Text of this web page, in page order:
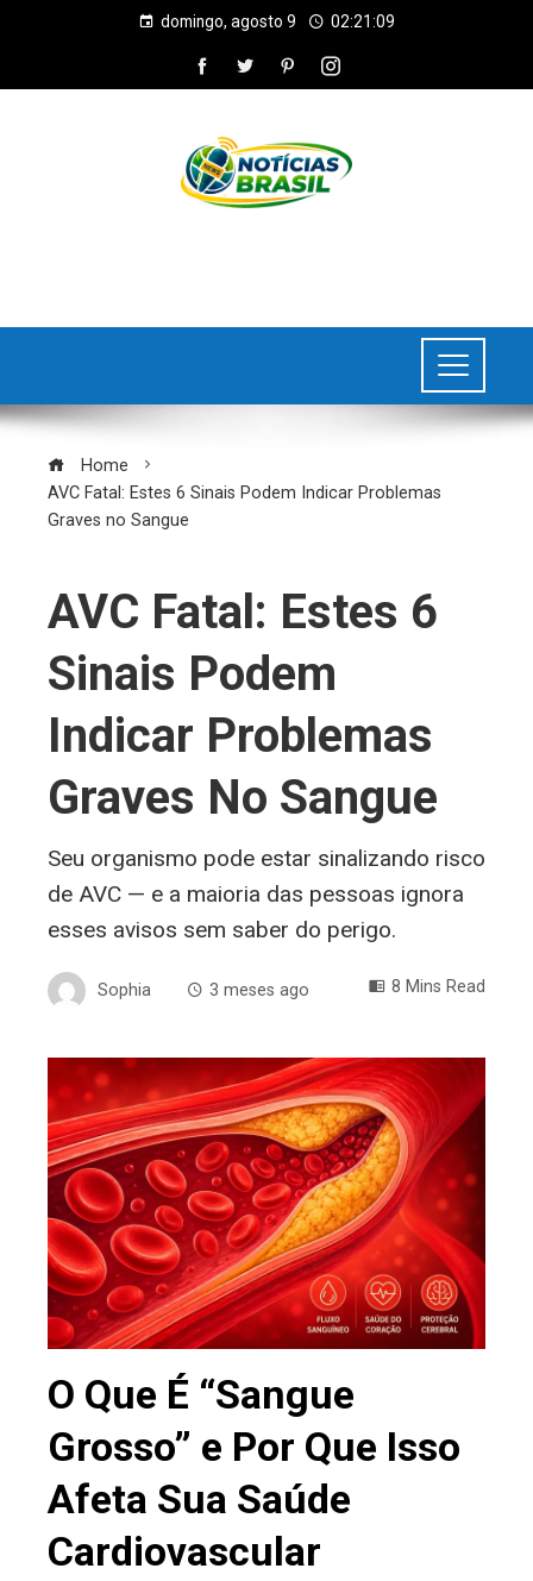
domingo, agosto 9 02:21:10
Home
AVC Fatal: Estes 6 Sinais Podem Indicar Problemas
Graves no Sangue
AVC Fatal: Estes 6
Sinais Podem
Indicar Problemas
Graves No Sangue
Seu organismo pode estar sinalizando risco
de AVC — e a maioria das pessoas ignora
esses avisos sem saber do perigo.
Sophia 3 meses ago 8 Mins Read
O Que É “Sangue
Grosso” e Por Que Isso
Afeta Sua Saúde
Cardiovascular